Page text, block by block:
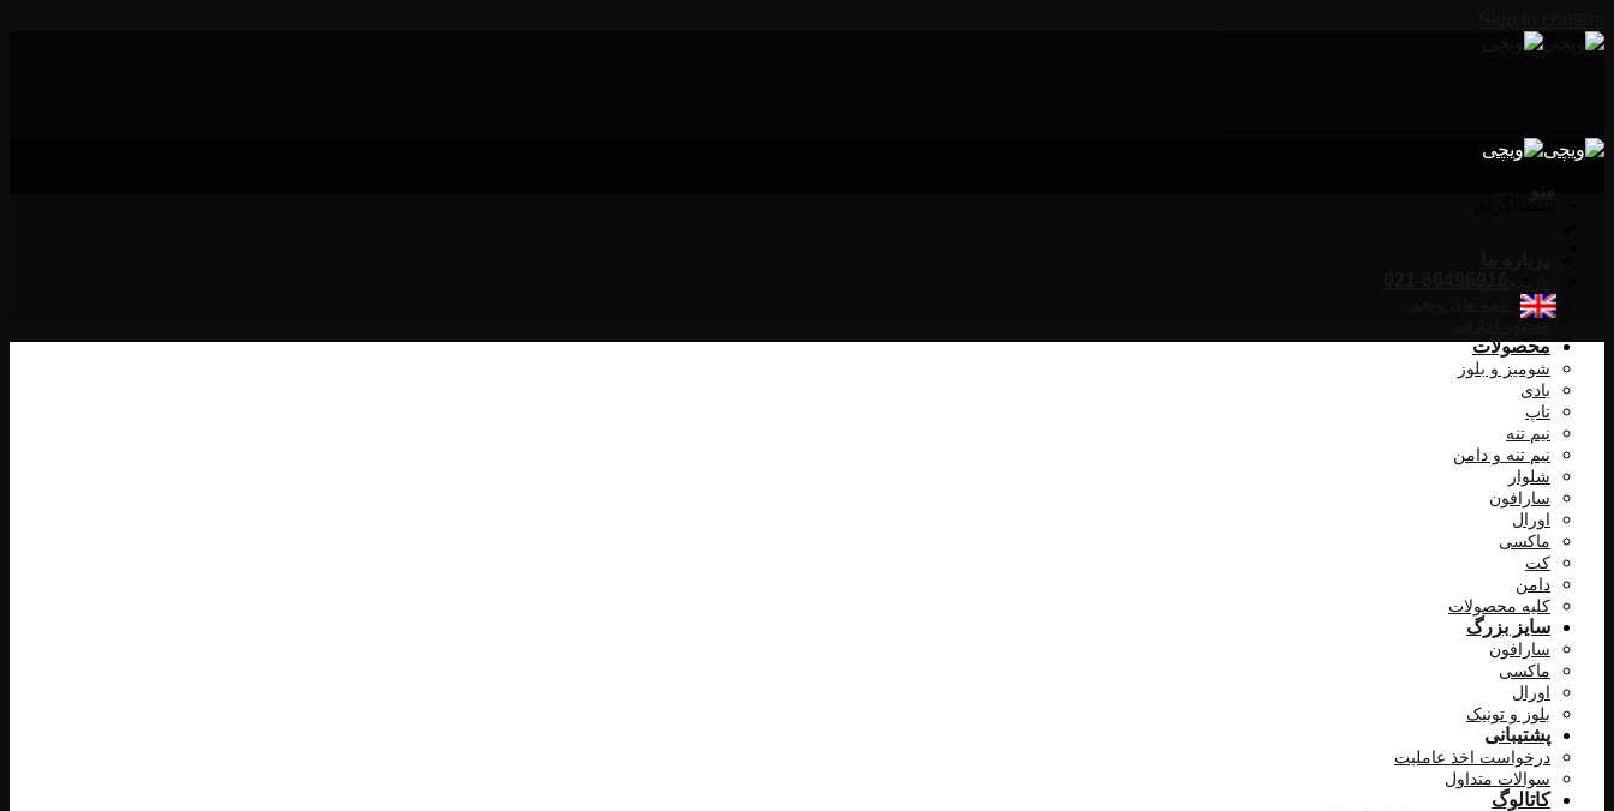
منو
تقدیر نامه های ویچی
محصولات
شومیز و بلوز
بادی
تاپ
نیم تنه
نیم تنه و دامن
شلوار
سارافون
اورال
ماکسی
کت
دامن
کلیه محصولات
سایز بزرگ
سارافون
ماکسی
اورال
بلوز و تونیک
پشتیبانی
درخواست اخذ عاملیت
سوالات متداول
کاتالوگ
اینستاگرام